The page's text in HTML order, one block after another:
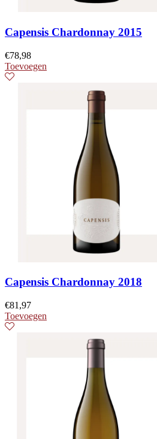
Capensis Chardonnay 2015
€78,98
Toevoegen
Capensis Chardonnay 2018
€81,97
Toevoegen